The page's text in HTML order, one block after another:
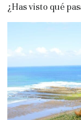
¿Has visto qué